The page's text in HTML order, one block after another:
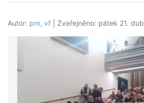
Autor: pm, vf | Zveřejněno: pátek 21.